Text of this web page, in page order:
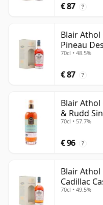
€ 87 ?
Blair Athol
Pineau
jaar oud
70cl • 48.5%
€ 87 ?
Blair Athol
& Rudd
70cl • 57.7%
€ 96 ?
Blair Athol
Cadillac
70cl • 49.5%